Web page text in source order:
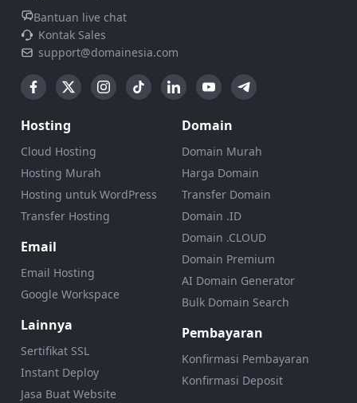
Bantuan live chat
Kontak Sales
support@domainesia.com
Hosting
Cloud Hosting
Hosting Murah
Hosting untuk WordPress
Transfer Hosting
Email
Email Hosting
Google Workspace
Lainnya
Sertifikat SSL
Instant Deploy
Jasa Buat Website
Domain
Domain Murah
Harga Domain
Transfer Domain
Domain .ID
Domain .CLOUD
Domain Premium
AI Domain Generator
Bulk Domain Search
Pembayaran
Konfirmasi Pembayaran
Konfirmasi Deposit